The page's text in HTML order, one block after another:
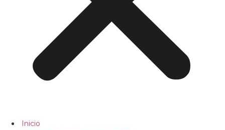
Inicio